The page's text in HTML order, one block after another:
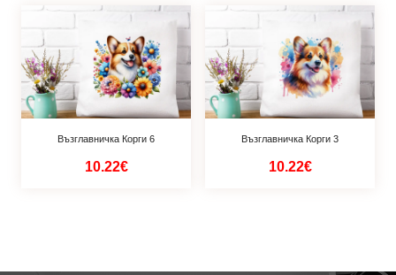
Възглавничка Корги 6
10.22€
Възглавничка Корги 3
10.22€